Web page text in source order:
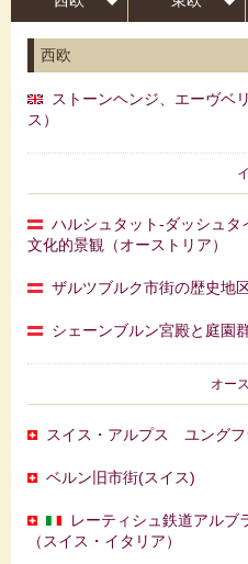
西欧
ストーンヘンジ、エーヴベ
ス）
ハルシュタット‐ダッシュ
文化的景観（オーストリア）
ザルツブルク市街の歴史地
シェーンブルン宮殿と庭園
オー
スイス・アルプス ユングフ
ベルン旧市街(スイス)
レーティシュ鉄道アルブ
（スイス・イタリア）